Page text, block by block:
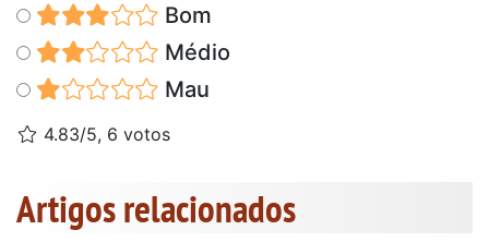
Bom
Médio
Mau
4.83/5, 6 votos
Artigos relacionados